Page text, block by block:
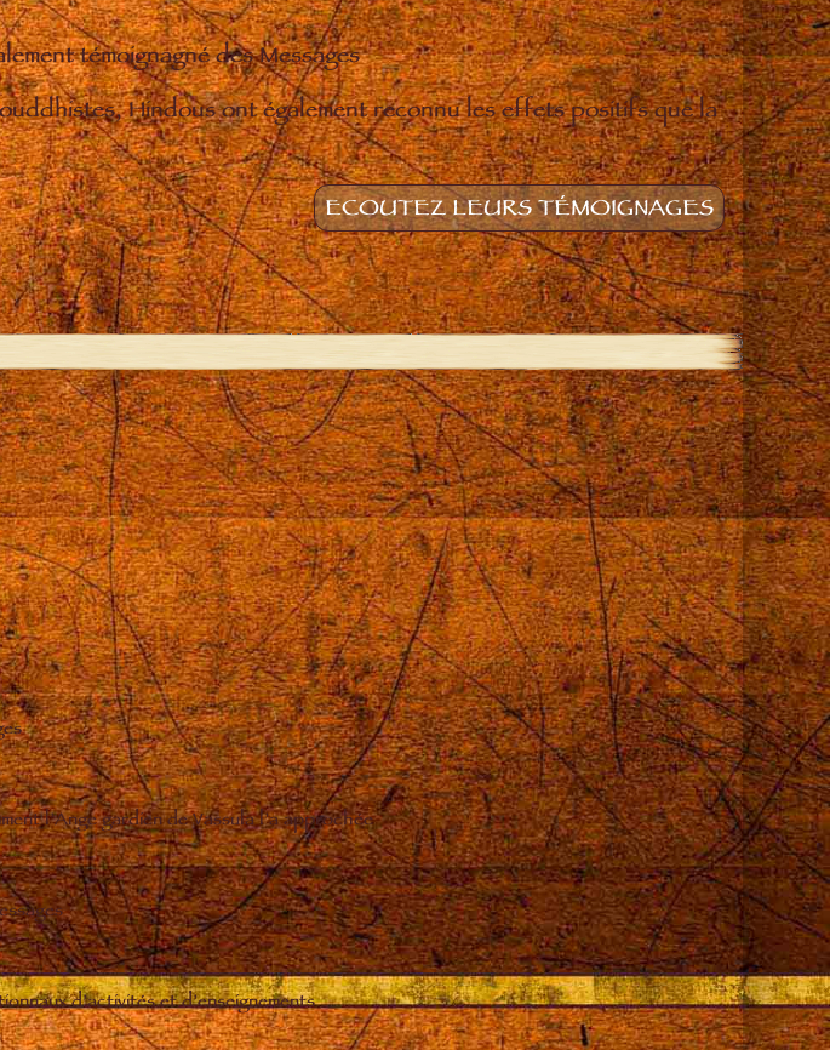
témoignagné des Messages
Hindous ont également reconnu les effets positifs que la
ECOUTEZ LEURS TÉMOIGNAGES
l’Ange gardien de Vassula l’a approchée
d’activités et d’enseignements